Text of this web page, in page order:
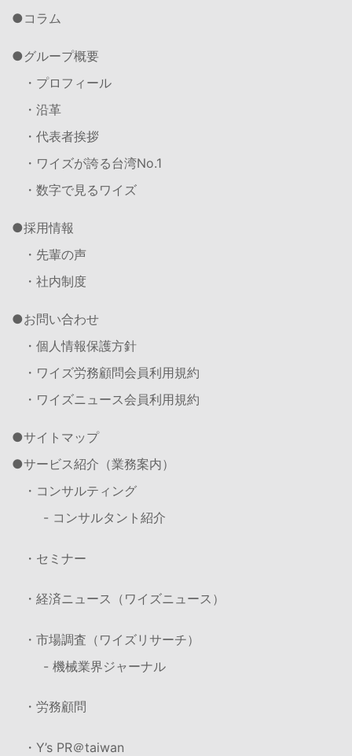
コラム
グループ概要
・プロフィール
・沿革
・代表者挨拶
・ワイズが誇る台湾No.1
・数字で見るワイズ
採用情報
・先輩の声
・社内制度
お問い合わせ
・個人情報保護方針
・ワイズ労務顧問会員利用規約
・ワイズニュース会員利用規約
サイトマップ
サービス紹介（業務案内）
・コンサルティング
- コンサルタント紹介
・セミナー
・経済ニュース（ワイズニュース）
・市場調査（ワイズリサーチ）
- 機械業界ジャーナル
・労務顧問
・Y’s PR＠taiwan